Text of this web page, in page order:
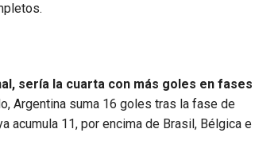
sería la cuarta con más goles en fases
Argentina suma 16 goles tras la fase de
acumula 11, por encima de Brasil, Bélgica e